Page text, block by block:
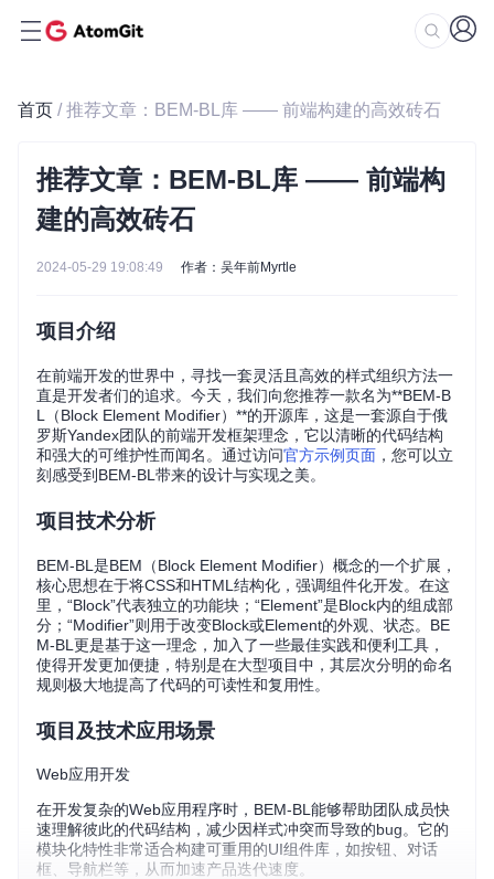
首页 / 推荐文章：BEM-BL库 —— 前端构建的高效砖石
推荐文章：BEM-BL库 —— 前端构
建的高效砖石
2024-05-29 19:08:49 作者：吴年前Myrtle
项目介绍
在前端开发的世界中，寻找一套灵活且高效的样式组织方法一
直是开发者们的追求。今天，我们向您推荐一款名为**BEM-B
L（Block Element Modifier）**的开源库，这是一套源自于俄
罗斯Yandex团队的前端开发框架理念，它以清晰的代码结构
和强大的可维护性而闻名。通过访问官方示例页面 ，您可以立
刻感受到BEM-BL带来的设计与实现之美。
项目技术分析
BEM-BL是BEM（Block Element Modifier）概念的一个扩展，
核心思想在于将CSS和HTML结构化，强调组件化开发。在这
里，“Block”代表独立的功能块；“Element”是Block内的组成部
分；“Modifier”则用于改变Block或Element的外观、状态。BE
M-BL更是基于这一理念，加入了一些最佳实践和便利工具，
使得开发更加便捷，特别是在大型项目中，其层次分明的命名
规则极大地提高了代码的可读性和复用性。
项目及技术应用场景
Web应用开发
在开发复杂的Web应用程序时，BEM-BL能够帮助团队成员快
速理解彼此的代码结构，减少因样式冲突而导致的bug。它的
模块化特性非常适合构建可重用的UI组件库，如按钮、对话
框、导航栏等，从而加速产品迭代速度。